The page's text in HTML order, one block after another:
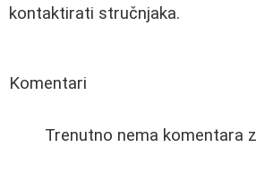
kontaktirati stručnjaka.
Komentari
Trenutno nema komentara